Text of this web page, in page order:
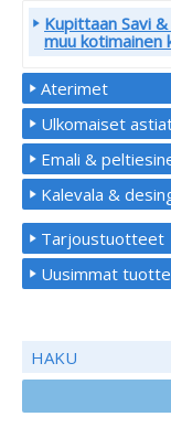
Kupittaan Savi
muu kotimainen
Aterimet
Ulkomaiset
Emali &
Kalevala &
Tarjoustuotteet
Uusimmat
HAKU